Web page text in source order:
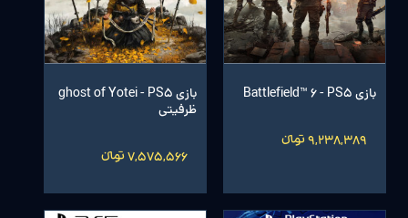
بازی Battlefield™ 6 - PS5
9,238,389 تومانءءء
بازی ghost of Yotei - PS5
ظرفیتی
7,575,566 تومانءءء